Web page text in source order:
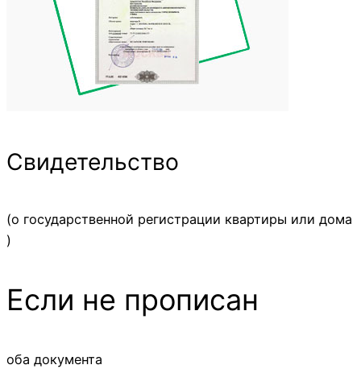
Свидетельство
(о государственной регистрации квартиры или дома
)
Если не прописан
оба документа